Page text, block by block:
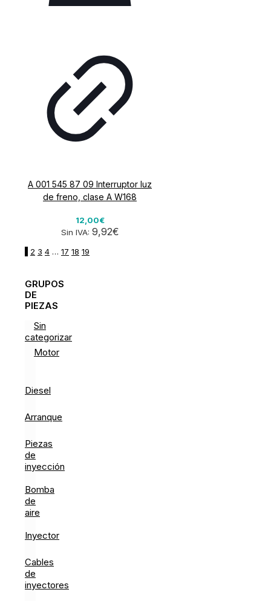
A 001 545 87 09 Interruptor luz
de freno, clase A W168
12,00€
Sin IVA: 9,92€
2 3 4 … 17 18 19
GRUPOS
DE
PIEZAS
Sin
categorizar
Motor
Diesel
Arranque
Piezas
de
inyección
Bomba
de
aire
Inyector
Cables
de
inyectores